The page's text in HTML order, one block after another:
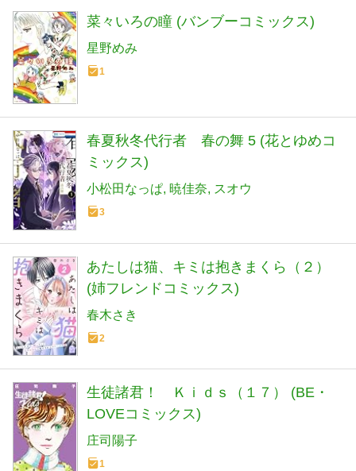
菜々いろの瞳 (バンブーコミックス)
星野めみ
1
春夏秋冬代行者 春の舞 5 (花とゆめコ
ミックス)
小松田なっぱ 暁佳奈 スオウ
3
あたしは猫、キミは抱きまくら（２）
(姉フレンドコミックス)
春木さき
2
生徒諸君！ Ｋｉｄｓ（１７） (BE・
LOVEコミックス)
庄司陽子
1